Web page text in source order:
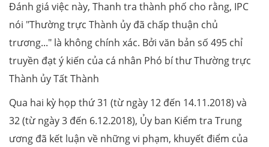
Đánh giá việc này, Thanh tra thành phố cho rằng, IPC
nói "Thường trực Thành ủy đã chấp thuận chủ
trương..." là không chính xác. Bởi văn bản số 495 chỉ
truyền đạt ý kiến của cá nhân Phó bí thư Thường trực
Thành ủy Tất Thành
Qua hai kỳ họp thứ 31 (từ ngày 12 đến 14.11.2018) và
32 (từ ngày 3 đến 6.12.2018), Ủy ban Kiểm tra Trung
ương đã kết luận về những vi phạm, khuyết điểm của